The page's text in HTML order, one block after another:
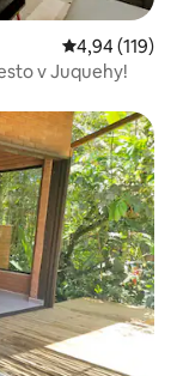
Priemerné
4,94 (119)
v Juquehy!